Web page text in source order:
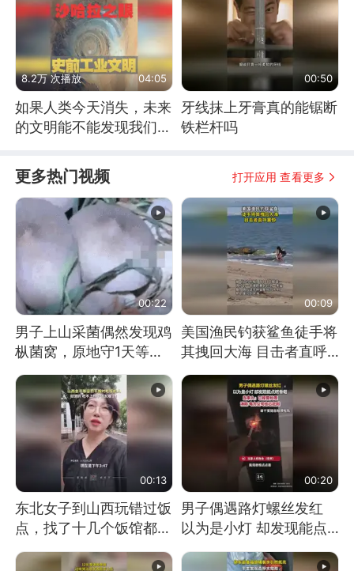
8.2万 次播放 04:05
如果人类今天消失，未来
的文明能不能发现我们存
00:50
牙线抹上牙膏真的能锯断
铁栏杆吗
更多热门视频 打开应用 查看更多
00:22
男子上山采菌偶然发现鸡
枞菌窝，原地守1天等它
长大：挖了140多朵
00:09
美国渔民钓获鲨鱼徒手将
其拽回大海 目击者直呼
震惊 （视频来源：参考
消息）
00:13
东北女子到山西玩错过饭
点，找了十几个饭馆都没
开门：午休到几点
00:20
男子偶遇路灯螺丝发红
以为是小灯 却发现能点
燃香烟 当事人：已报警